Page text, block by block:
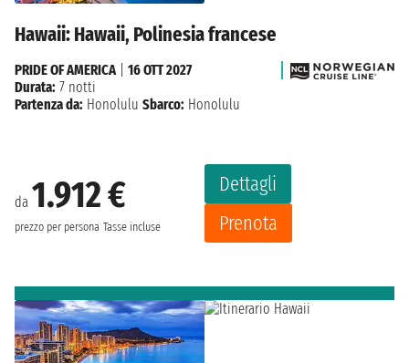
Hawaii: Hawaii, Polinesia francese
da 1.912 €
prezzo per persona Tasse incluse
Dettagli
Prenota
PRIDE OF AMERICA| 16 OTT 2027
Durata: 7 notti
Partenza da: Honolulu Sbarco: Honolulu